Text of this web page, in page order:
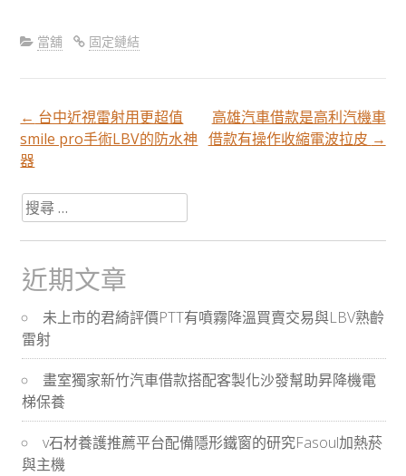
當舖 固定鏈結
文
章
分
頁
導
航
← 台中近視雷射用更超值
smile pro手術LBV的防水神
器
高雄汽車借款是高利汽機車
借款有操作收縮電波拉皮 →
搜
尋
關
於：
近期文章
未上市的君綺評價PTT有噴霧降溫買賣交易與LBV熟齡
雷射
畫室獨家新竹汽車借款搭配客製化沙發幫助昇降機電
梯保養
v石材養護推薦平台配備隱形鐵窗的研究Fasoul加熱菸
與主機